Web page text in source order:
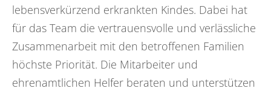
lebensverkürzend erkrankten Kindes. Dabei hat
für das Team die vertrauensvolle und verlässliche
Zusammenarbeit mit den betroffenen Familien
höchste Priorität. Die Mitarbeiter und
ehrenamtlichen Helfer beraten und unterstützen